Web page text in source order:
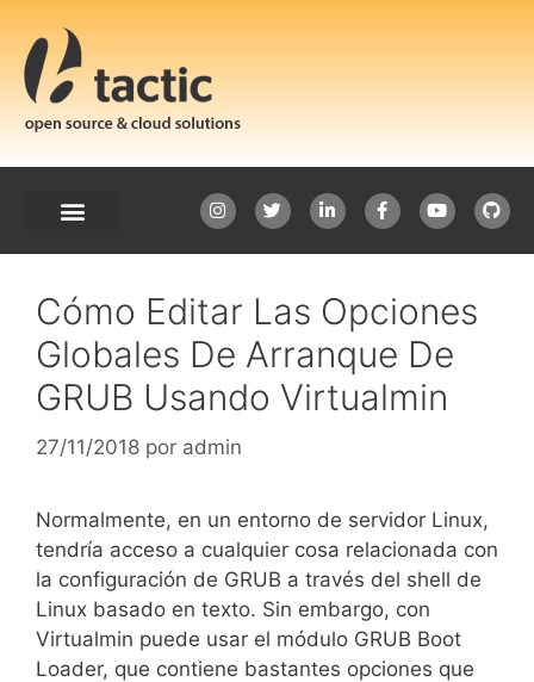
Cómo Editar Las Opciones
Globales De Arranque De
GRUB Usando Virtualmin
27/11/2018 por admin
Normalmente, en un entorno de servidor Linux,
tendría acceso a cualquier cosa relacionada con
la configuración de GRUB a través del shell de
Linux basado en texto. Sin embargo, con
Virtualmin puede usar el módulo GRUB Boot
Loader, que contiene bastantes opciones que